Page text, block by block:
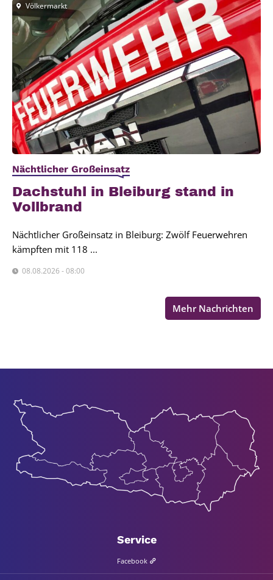
Völkermarkt
Nächtlicher Großeinsatz
Dach­stuhl in Blei­burg stand in
Voll­brand
Nächtlicher Großeinsatz in Bleiburg: Zwölf Feuerwehren
kämpften mit 118 ...
08.08.2026 - 08:00
Mehr Nachrichten
Ser­vice
Face­book